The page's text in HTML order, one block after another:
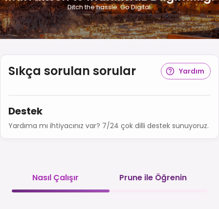
Ditch the hassle. Go Digital.
Sıkça sorulan sorular Yardım
Destek
Yardıma mı ihtiyacınız var? 7/24 çok dilli destek sunuyoruz.
Nasıl Çalışır Prune ile Öğrenin